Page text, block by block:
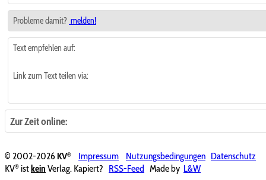
Probleme damit? melden!
Text empfehlen auf:
Link zum Text teilen via:
Zur Zeit online:
© 2002-2026KV® Impressum Nutzungsbedingungen Datenschutz
KV® ist kein Verlag. Kapiert? RSS-Feed Made by L&W